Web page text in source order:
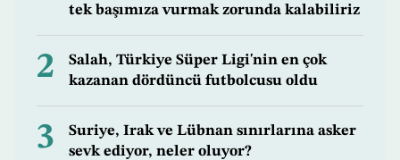
tek başımıza vurmak zorunda kalabiliriz
2
Salah, Türkiye Süper Ligi'nin en çok
kazanan dördüncü futbolcusu oldu
3
Suriye, Irak ve Lübnan sınırlarına asker
sevk ediyor, neler oluyor?